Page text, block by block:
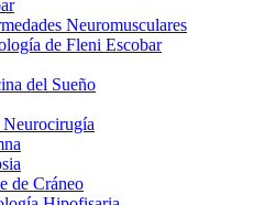
Neuromusculares
de Fleni Escobar
del Sueño
Neurocirugía
de Cráneo